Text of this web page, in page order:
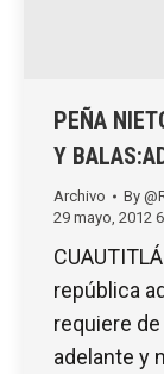
PEÑA
Y
Archivo By
29 mayo, 2012
república
requiere
adelante y